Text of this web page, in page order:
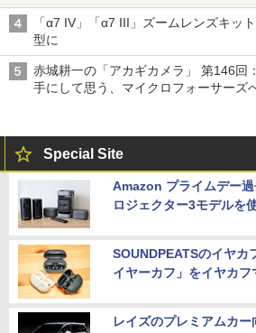
「α7 IV」「α7 III」ズームレンズキ
型に
赤城耕一の「アカギカメラ」 第146回
手にして思う、マイクロフォーサーズ
Special Site
Amazon プライムデー
ロジェクター3モデルを
SOUNDPEATSのイヤカ
イヤーカフ」をイヤカフ
レイズのプレミアムカ